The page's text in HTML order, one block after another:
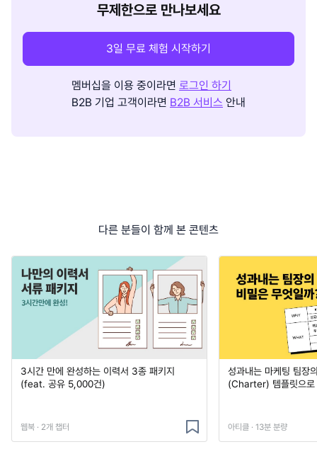
무제한으로 만나보세요
3일 무료 체험 시작하기
멤버십을 이용 중이라면 로그인 하기
B2B 기업 고객이라면 B2B 서비스 안내
다른 분들이 함께 본 콘텐츠
3시간 만에 완성하는 이력서 3종 패키지
(feat. 공유 5,000건)
웹북 · 2개 챕터
성과내는 마케팅 팀장
(Charter) 템플릿으로
아티클 · 13분 분량